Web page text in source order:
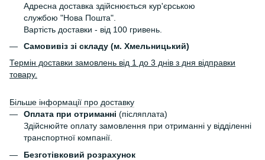
Адресна доставка здійснюється кур'єрською
службою "Нова Пошта".
Вартість доставки - від 100 гривень.
Самовивіз зі складу (м. Хмельницький)
Термін доставки замовлень від 1 до 3 днів з дня відправки
товару.
Більше інформації про доставку
Оплата при отриманні (післяплата)
Здійснюйте оплату замовлення при отриманні у відділенні
транспортної компанії.
Безготівковий розрахунок